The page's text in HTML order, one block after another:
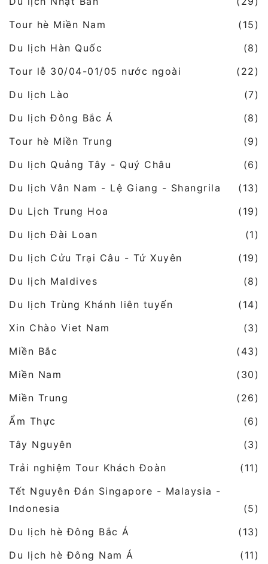
Tour hè Miền Nam
(15)
Du lịch Hàn Quốc
(8)
Tour lễ 30/04-01/05 nước ngoài
(22)
Du lịch Lào
(7)
Du lịch Đông Bắc Á
(8)
Tour hè Miền Trung
(9)
Du lịch Quảng Tây - Quý Châu
(6)
Du lịch Vân Nam - Lệ Giang - Shangrila
(13)
Du Lịch Trung Hoa
(19)
Du lịch Đài Loan
(1)
Du lịch Cửu Trại Câu - Tứ Xuyên
(19)
Du lịch Maldives
(8)
Du lịch Trùng Khánh liên tuyến
(14)
Xin Chào Viet Nam
(3)
Miền Bắc
(43)
Miền Nam
(30)
Miền Trung
(26)
Ẩm Thực
(6)
Tây Nguyên
(3)
Trải nghiệm Tour Khách Đoàn
(11)
Tết Nguyên Đán Singapore - Malaysia -
Indonesia
(5)
Du lịch hè Đông Bắc Á
(13)
Du lịch hè Đông Nam Á
(11)